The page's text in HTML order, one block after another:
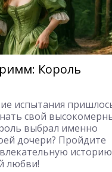
Король
испытания
свой
выбрал именно
дочери? Пройдите
любви!